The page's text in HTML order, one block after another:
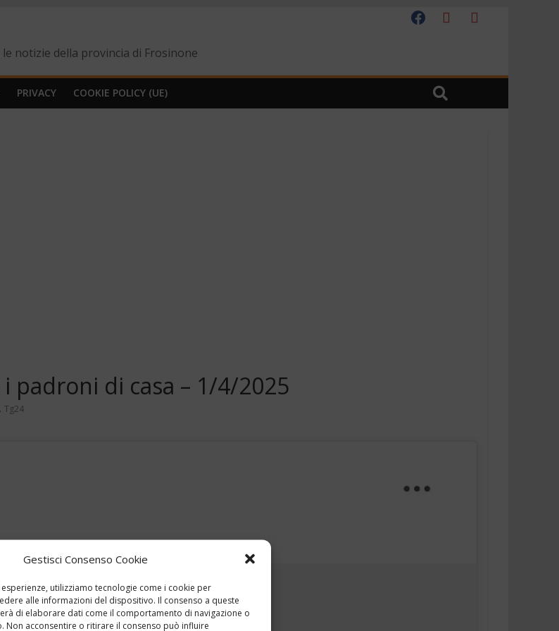
Gestisci Consenso Cookie
utilizziamo tecnologie come i cookie per
alle informazioni del dispositivo. Il consenso a queste
di elaborare dati come il comportamento di navigazione o
Non acconsentire o ritirare il consenso può influire
notizie della provincia di Frosinone
PRIVACY COOKIE POLICY (UE)
padroni di casa – 1/4/2025
, Tg24